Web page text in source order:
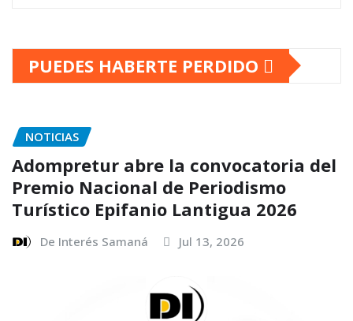
PUEDES HABERTE PERDIDO
NOTICIAS
Adompretur abre la convocatoria del
Premio Nacional de Periodismo
Turístico Epifanio Lantigua 2026
De Interés Samaná Jul 13, 2026